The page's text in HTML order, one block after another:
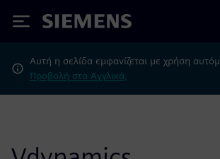
Siemens
Αυτή η σελίδα εμφανίζεται με χρήση
Προβολή στα Αγγλικά;